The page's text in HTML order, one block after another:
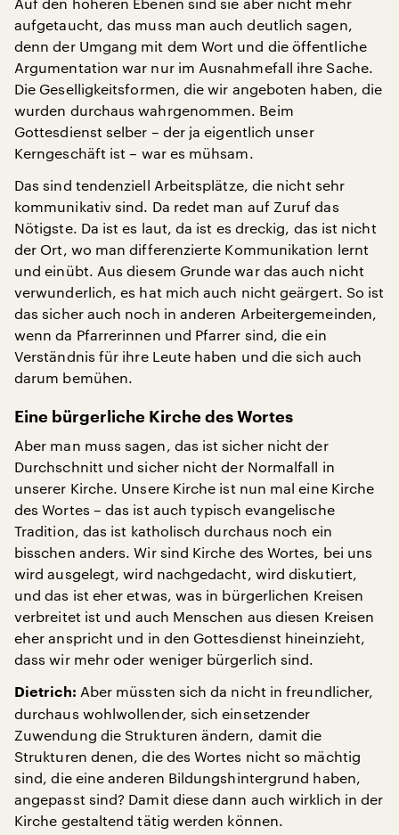
aufgetaucht, das muss man auch deutlich sagen,
denn der Umgang mit dem Wort und die öffentliche
Argumentation war nur im Ausnahmefall ihre Sache.
Die Geselligkeitsformen, die wir angeboten haben, die
wurden durchaus wahrgenommen. Beim
Gottesdienst selber – der ja eigentlich unser
Kerngeschäft ist – war es mühsam.
Das sind tendenziell Arbeitsplätze, die nicht sehr
kommunikativ sind. Da redet man auf Zuruf das
Nötigste. Da ist es laut, da ist es dreckig, das ist nicht
der Ort, wo man differenzierte Kommunikation lernt
und einübt. Aus diesem Grunde war das auch nicht
verwunderlich, es hat mich auch nicht geärgert. So ist
das sicher auch noch in anderen Arbeitergemeinden,
wenn da Pfarrerinnen und Pfarrer sind, die ein
Verständnis für ihre Leute haben und die sich auch
darum bemühen.
Eine bürgerliche Kirche des Wortes
Aber man muss sagen, das ist sicher nicht der
Durchschnitt und sicher nicht der Normalfall in
unserer Kirche. Unsere Kirche ist nun mal eine Kirche
des Wortes – das ist auch typisch evangelische
Tradition, das ist katholisch durchaus noch ein
bisschen anders. Wir sind Kirche des Wortes, bei uns
wird ausgelegt, wird nachgedacht, wird diskutiert,
und das ist eher etwas, was in bürgerlichen Kreisen
verbreitet ist und auch Menschen aus diesen Kreisen
eher anspricht und in den Gottesdienst hineinzieht,
dass wir mehr oder weniger bürgerlich sind.
Dietrich: Aber müssten sich da nicht in freundlicher,
durchaus wohlwollender, sich einsetzender
Zuwendung die Strukturen ändern, damit die
Strukturen denen, die des Wortes nicht so mächtig
sind, die eine anderen Bildungshintergrund haben,
angepasst sind? Damit diese dann auch wirklich in der
Kirche gestaltend tätig werden können.